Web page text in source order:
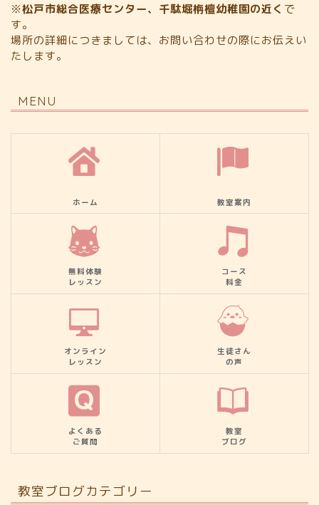
※松戸市総合医療センター、千駄堀栴檀幼稚園の近く で
す。
場所の詳細につきましては、お問い合わせの際にお伝えい
たします。
MENU
ホーム 教室案内
無料体験
レッスン
コース
料金
オンライン
レッスン
生徒さん
の声
よくある
ご質問
教室
ブログ
教室ブログカテゴリー